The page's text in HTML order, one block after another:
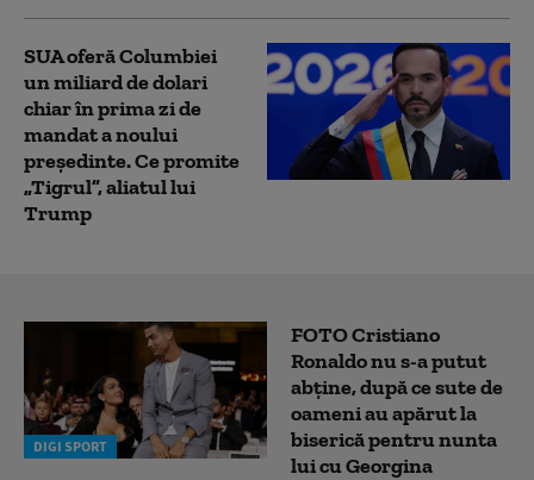
SUA oferă Columbiei
un miliard de dolari
chiar în prima zi de
mandat a noului
președinte. Ce promite
„Tigrul”, aliatul lui
Trump
DIGI SPORT
FOTO Cristiano
Ronaldo nu s-a putut
abține, după ce sute de
oameni au apărut la
biserică pentru nunta
lui cu Georgina